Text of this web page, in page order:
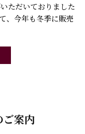
ただいておりました
、今年も冬季に販売
案内